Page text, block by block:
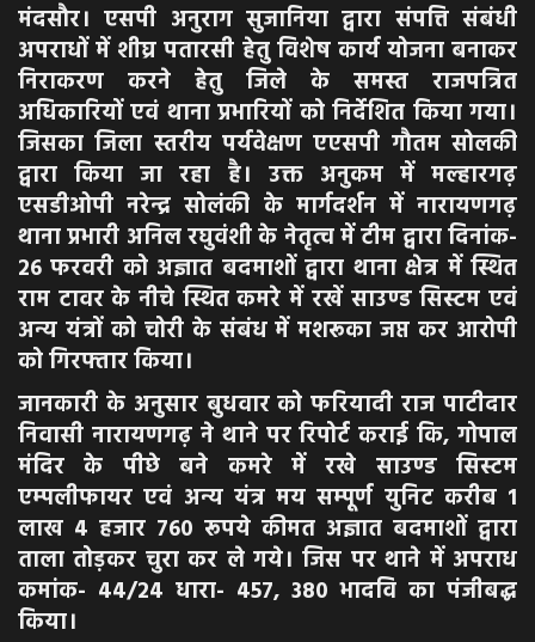
Gallery
मंदसौर। एसपी अनुराग सुजानिया द्वारा संपत्ति संबंधी
अपराधों में शीघ्र पतारसी हेतु विशेष कार्य योजना बनाकर
निराकरण करने हेतु जिले के समस्त राजपत्रित
अधिकारियों एवं थाना प्रभारियों को निर्देशित किया गया।
जिसका जिला स्तरीय पर्यवेक्षण एएसपी गौतम सोलकी
द्वारा किया जा रहा है। उक्त अनुकम में मल्हारगढ़
एसडीओपी नरेन्द्र सोलंकी के मार्गदर्शन में नारायणगढ़
थाना प्रभारी अनिल रघुवंशी के नेतृत्व में टीम द्वारा दिनांक-
26 फरवरी को अज्ञात बदमाशों द्वारा थाना क्षेत्र में स्थित
राम टावर के नीचे स्थित कमरे में रखें साउण्ड सिस्टम एवं
अन्य यंत्रों को चोरी के संबंध में मशरूका जप्त कर आरोपी
को गिरफ्तार किया।
जानकारी के अनुसार बुधवार को फरियादी राज पाटीदार
निवासी नारायणगढ़ ने थाने पर रिपोर्ट कराई कि, गोपाल
मंदिर के पीछे बने कमरे में रखे साउण्ड सिस्टम
एम्पलीफायर एवं अन्य यंत्र मय सम्पूर्ण युनिट करीब 1
लाख 4 हजार 760 रूपये कीमत अज्ञात बदमाशों द्वारा
ताला तोड़कर चुरा कर ले गये। जिस पर थाने में अपराध
कमांक- 44/24 धारा- 457, 380 भादवि का पंजीबद्ध
किया।